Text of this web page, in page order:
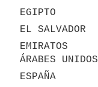
EGIPTO
EL SALVADOR
EMIRATOS
ÁRABES UNIDOS
ESPAÑA